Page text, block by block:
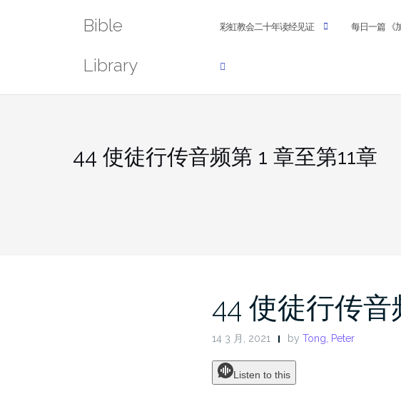
Bible
Library
彩虹教会二十年读经见证 每日一篇 《
44 使徒行传音频第 1 章至第11章
44 使徒行传音
14 3 月, 2021 by Tong, Peter
Listen to this